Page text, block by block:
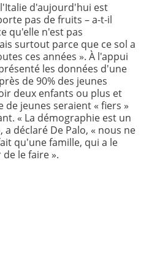
l'Italie d'aujourd'hui est
pas de fruits – a-t-il
qu'elle n'est pas
surtout parce que ce sol a
ces années ». À l'appui
les données d'une
de 90% des jeunes
deux enfants ou plus et
jeunes seraient « fiers »
« La démographie est un
déclaré De Palo, « nous ne
qu'une famille, qui a le
le faire ».